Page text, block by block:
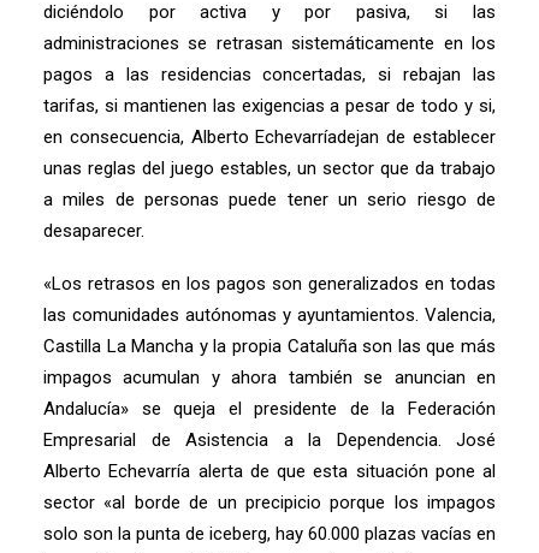
diciéndolo por activa y por pasiva, si las
administraciones se retrasan sistemáticamente en los
pagos a las residencias concertadas, si rebajan las
tarifas, si mantienen las exigencias a pesar de todo y si,
en consecuencia, Alberto Echevarríadejan de establecer
unas reglas del juego estables, un sector que da trabajo
a miles de personas puede tener un serio riesgo de
desaparecer.
«Los retrasos en los pagos son generalizados en todas
las comunidades autónomas y ayuntamientos. Valencia,
Castilla La Mancha y la propia Cataluña son las que más
impagos acumulan y ahora también se anuncian en
Andalucía» se queja el presidente de la Federación
Empresarial de Asistencia a la Dependencia. José
Alberto Echevarría alerta de que esta situación pone al
sector «al borde de un precipicio porque los impagos
solo son la punta de iceberg, hay 60.000 plazas vacías en